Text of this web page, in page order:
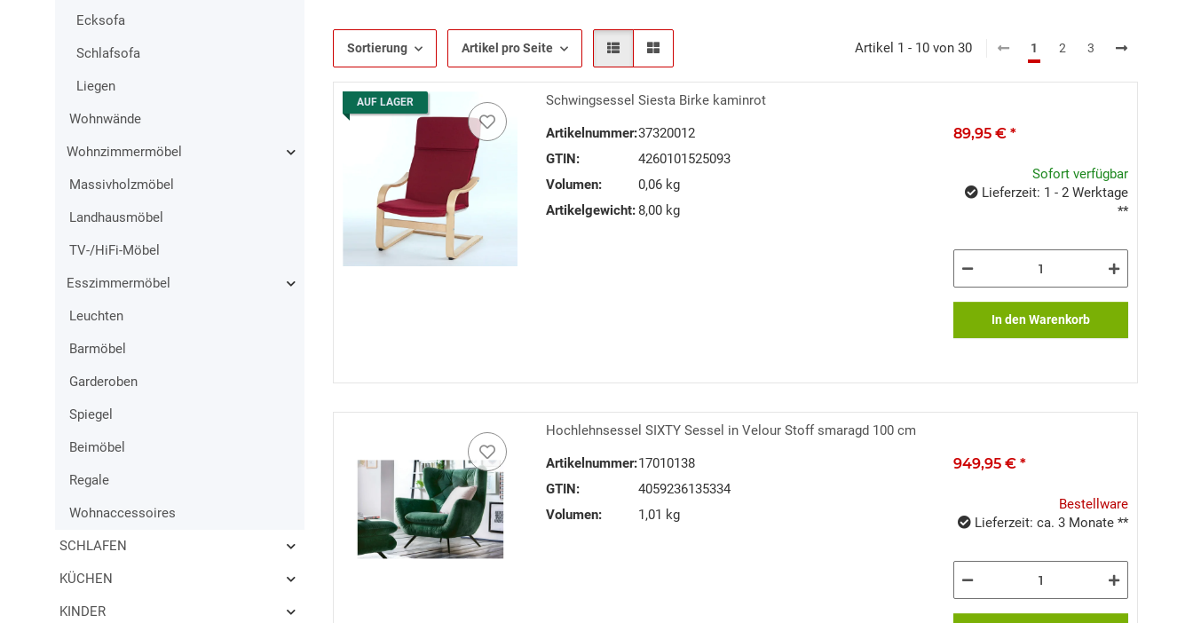
Sortierung Artikel pro Seite Artikel 1 - 10 von 30 1 2 3
AUF LAGER Schwingsessel Siesta Birke kaminrot
Artikelnummer:37320012
GTIN:
4260101525093
Volumen:
0,06 kg
Artikelgewicht: 8,00 kg
89,95 € *
Sofort verfügbar
Lieferzeit: 1 - 2 Werktage
**
In den Warenkorb
Hochlehnsessel SIXTY Sessel in Velour Stoff smaragd 100 cm
Artikelnummer:17010138
GTIN:
4059236135334
Volumen:
1,01 kg
949,95 € *
Bestellware
Lieferzeit: ca. 3 Monate **
Ecksofa
Schlafsofa
Liegen
Wohnwände
Wohnzimmermöbel
Massivholzmöbel
Landhausmöbel
TV-/HiFi-Möbel
Esszimmermöbel
Leuchten
Barmöbel
Garderoben
Spiegel
Beimöbel
Regale
Wohnaccessoires
SCHLAFEN
KÜCHEN
KINDER